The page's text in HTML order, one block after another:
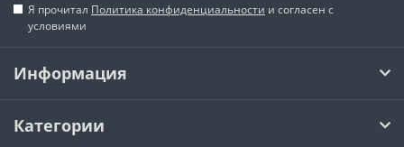
Я прочитал Политика конфиденциальности и согласен с
условиями
Информация
Категории